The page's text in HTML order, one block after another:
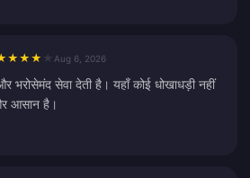
★ ★ ★ Aug 6, 2026
सेवा देती है। यहाँ कोई धोखाधड़ी नहीं
आसान है।